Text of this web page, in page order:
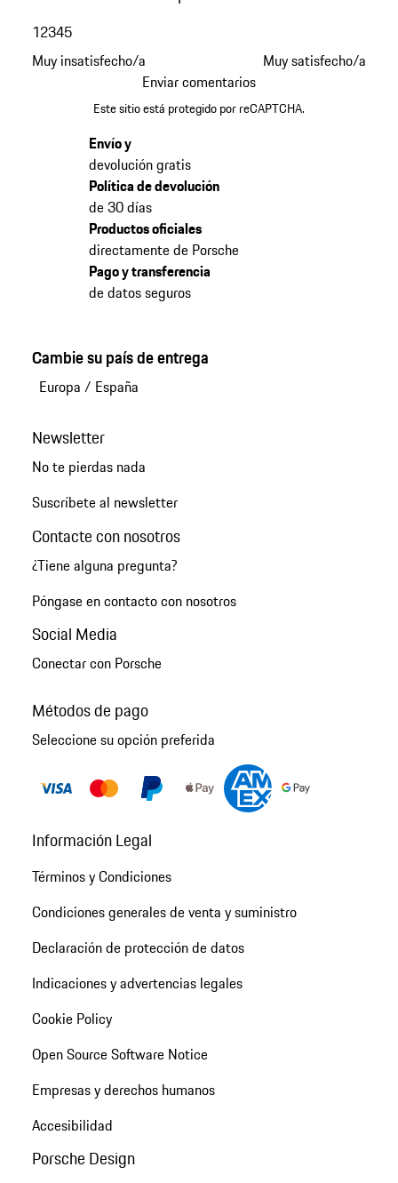
Muy insatisfecho/a
12345
Muy satisfecho/a
Enviar comentarios
Este sitio está protegido por reCAPTCHA.
Envío y
devolución gratis
Política de devolución
de 30 días
Productos oficiales
directamente de Porsche
Pago y transferencia
de datos seguros
Cambie su país de entrega
Europa / España
Newsletter
No te pierdas nada
Suscríbete al newsletter
Contacte con nosotros
¿Tiene alguna pregunta?
Póngase en contacto con nosotros
Social Media
Conectar con Porsche
Métodos de pago
Seleccione su opción preferida
Información Legal
Términos y Condiciones
Condiciones generales de venta y suministro
Declaración de protección de datos
Indicaciones y advertencias legales
Cookie Policy
Open Source Software Notice
Empresas y derechos humanos
Accesibilidad
Porsche Design